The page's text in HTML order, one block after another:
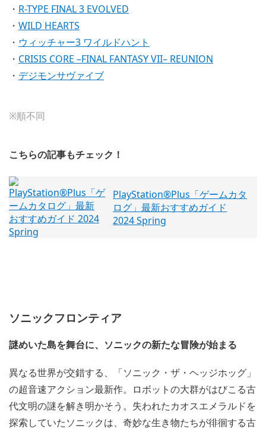
・ R-TYPE FINAL 3 EVOLVED
・ WILD HEARTS
・ ウィッチャー3 ワイルドハント
・ CRISIS CORE –FINAL FANTASY VII– REUNION
・ デジモンサヴァイブ
※順不同
こちらの記事もチェック！
PlayStation®Plus「ゲームカタ
ログ」最新おすすめガイド
2024 Spring
ソニックフロンティア
謎めいた島を舞台に、ソニックの新たな冒険が始まる
異なる世界が交錯する、「ソニック・ザ・ヘッジホッグ」
の超音速アクション最新作。ロボットの大群がはびこる古
代文明の謎を解き明かそう。失われたカオスエメラルドを
探索していたソニックは、奇妙な生き物たちが徘徊する古